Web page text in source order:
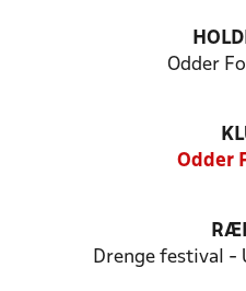
Odder
Odder
Drenge festival -